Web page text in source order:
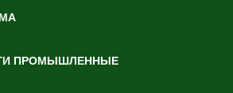
ПРОМЫШЛЕННЫЕ